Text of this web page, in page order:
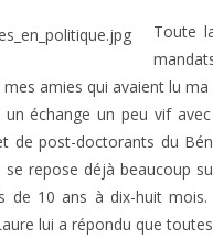
Toute
mes amies qui avaient lu
un échange un peu vif
de post-doctorants du
se repose déjà beaucoup
de 10 ans à dix-huit
lui a répondu que